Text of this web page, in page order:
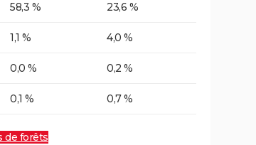
58,3 % 23,6 %
1,1 % 4,0 %
0,0 % 0,2 %
0,1 % 0,7 %
de forêts